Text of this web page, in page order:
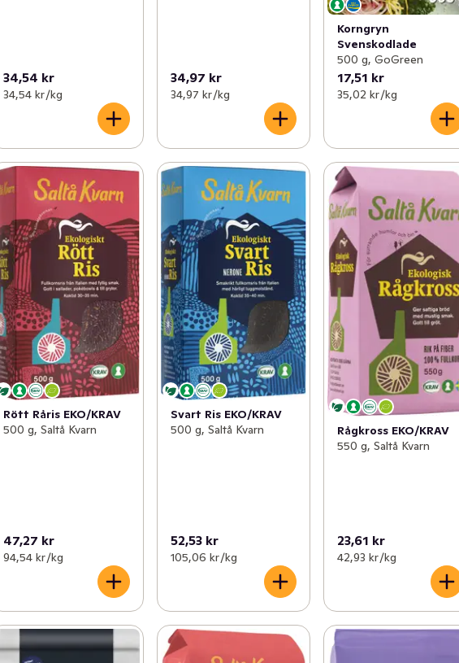
34,54 kr
34,54 kr /kg
34,97 kr
34,97 kr /kg
Korngryn
Svenskodlade
500 g, GoGreen
17,51 kr
35,02 kr /kg
Rött Råris EKO/KRAV
500 g, Saltå Kvarn
47,27 kr
94,54 kr /kg
Svart Ris EKO/KRAV
500 g, Saltå Kvarn
52,53 kr
105,06 kr /kg
Rågkross EKO/KRAV
550 g, Saltå Kvarn
23,61 kr
42,93 kr /kg